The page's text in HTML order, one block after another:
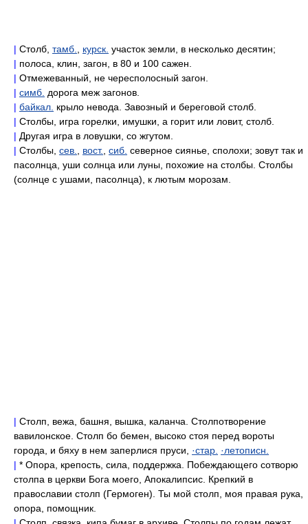
| Столб, тамб. курск. участок земли, в несколько десятин;
| полоса, клин, загон, в 80 и 100 сажен.
| Отмежеванный, не чересполосный загон.
| симб. дорога меж загонов.
| байкал. крыло невода. Завозный и береговой столб.
| Столбы, игра горелки, имушки, а горит или ловит, столб.
| Другая игра в ловушки, со жгутом.
| Столбы, сев. вост. сиб. северное сиянье, сполохи; зовут так и
пасолнца, уши солнца или луны, похожие на столбы. Столбы
(солнце с ушами, пасолнца), к лютым морозам.
| Столп, вежа, башня, вышка, каланча. Столпотворение
вавилонское. Столп бо бемен, высоко стоя перед вороты
города, и бяху в нем заперлися пруси, ·стар. ·летописн.
| * Опора, крепость, сила, поддержка. Побеждающего сотворю
столпа в церкви Бога моего, Апокалипсис. Крепкий в
православии столп (Гермоген). Ты мой столп, моя правая рука,
опора, помощник.